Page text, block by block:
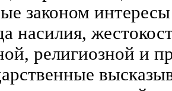
законом
насилия,
религиозной и